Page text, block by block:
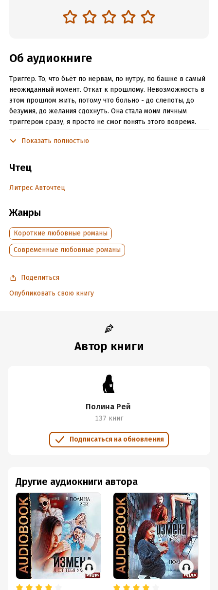
Об аудиокниге
Триггер. То, что бьёт по нервам, по нутру, по башке в самый
неожиданный момент. Откат к прошлому. Невозможность в
этом прошлом жить, потому что больно - до слепоты, до
безумия, до желания сдохнуть. Она стала моим личным
триггером сразу, я просто не смог понять этого вовремя.
помчалась к ней и закричала во всю силу лёгких: - Мама! Для
Содержит нецензурную брань.
Подробная информация
Дата написания:
Дата поступления:24 декабря 2024
Показать полностью
Чтец
Литрес Авточтец
Жанры
Короткие любовные романы
Современные любовные романы
Поделиться
Опубликовать свою книгу
Автор книги
Полина Рей
137 книг
Подписаться на обновления
Другие аудиокниги автора